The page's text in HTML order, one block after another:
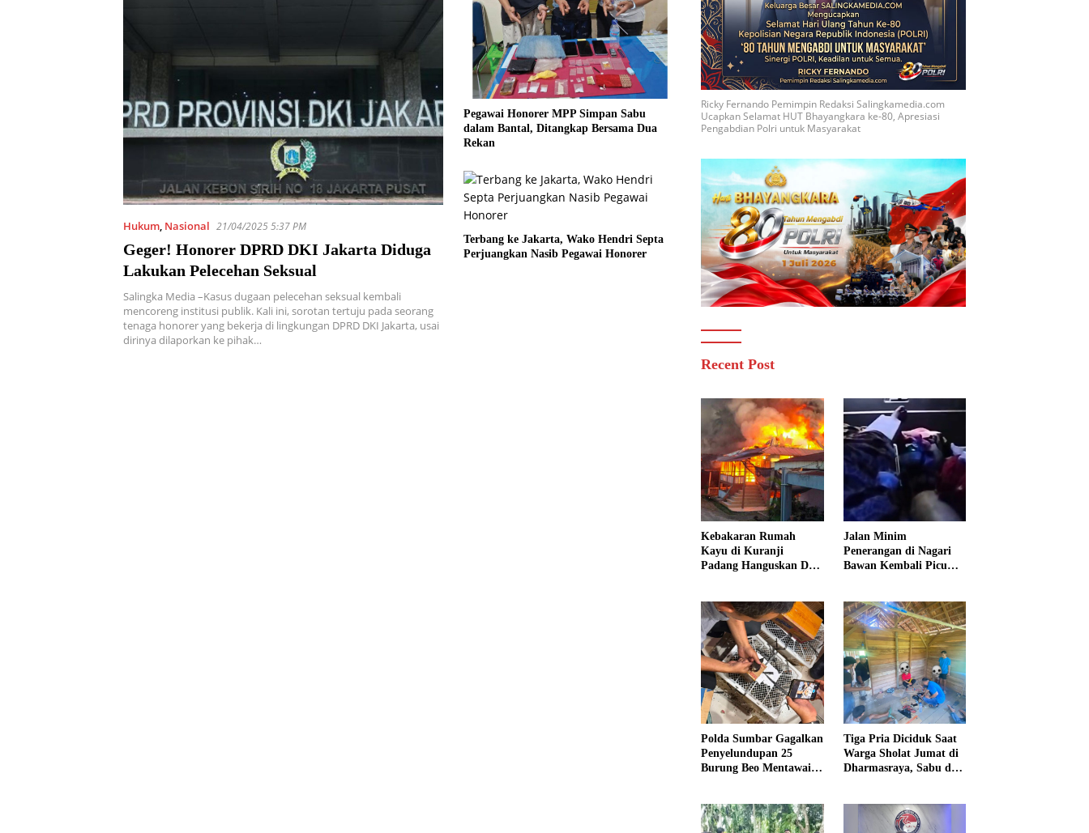
Hukum, Nasional 21/04/2025 5:37 PM
Geger! Honorer DPRD DKI Jakarta Diduga
Lakukan Pelecehan Seksual
Salingka Media –Kasus dugaan pelecehan seksual kembali
mencoreng institusi publik. Kali ini, sorotan tertuju pada seorang
tenaga honorer yang bekerja di lingkungan DPRD DKI Jakarta, usai
dirinya dilaporkan ke pihak…
Pegawai Honorer MPP Simpan Sabu
dalam Bantal, Ditangkap Bersama Dua
Rekan
Terbang ke Jakarta, Wako Hendri Septa
Perjuangkan Nasib Pegawai Honorer
Ricky Fernando Pemimpin Redaksi Salingkamedia.com
Ucapkan Selamat HUT Bhayangkara ke-80, Apresiasi
Pengabdian Polri untuk Masyarakat
Recent Post
Kebakaran Rumah
Kayu di Kuranji
Padang Hanguskan Dua
Jalan Minim
Penerangan di Nagari
Bawan Kembali Picu
Polda Sumbar Gagalkan
Penyelundupan 25
Burung Beo Mentawai,
Tiga Pria Diciduk Saat
Warga Sholat Jumat di
Dharmasraya, Sabu dan